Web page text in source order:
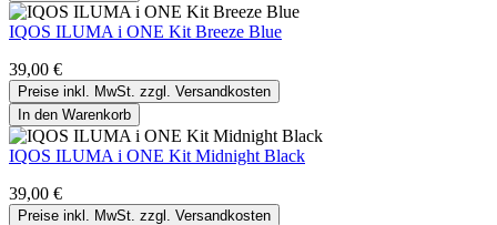
IQOS ILUMA i ONE Kit Breeze Blue
39,00 €
Preise inkl. MwSt. zzgl. Versandkosten
In den Warenkorb
IQOS ILUMA i ONE Kit Midnight Black
39,00 €
Preise inkl. MwSt. zzgl. Versandkosten